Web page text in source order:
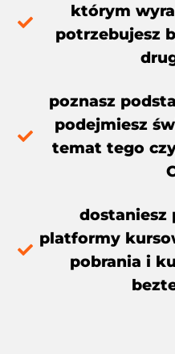
którym
potrzebujesz
poznasz
podejmiesz
temat tego
dostaniesz
platformy
pobrania i